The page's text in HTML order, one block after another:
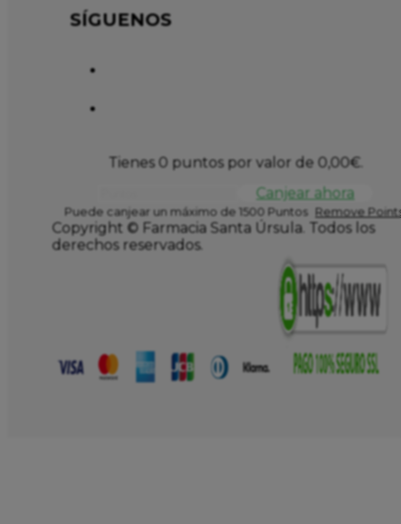
SÍGUENOS
Tienes 0 puntos por valor de 0,00€.
Canjear ahora
Puede canjear un máximo de 1500 Puntos Remove
Copyright © Farmacia Santa Úrsula. Todos los
derechos reservados.